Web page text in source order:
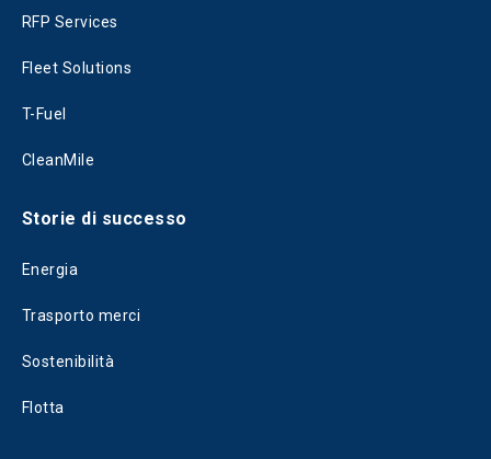
RFP Services
Fleet Solutions
T-Fuel
CleanMile
Storie di successo
Energia
Trasporto merci
Sostenibilità
Flotta